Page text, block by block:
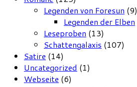
Legenden von Foresun (9)
Legenden der Elben
Leseproben (13)
Schattengalaxis (107)
Satire (14)
Uncategorized (1)
Webseite (6)